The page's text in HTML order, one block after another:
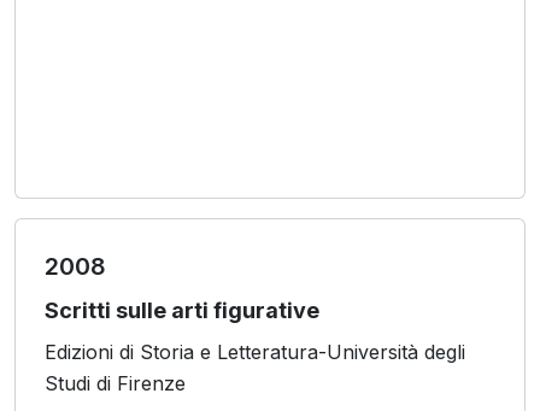
2008
Scritti sulle arti figurative
Edizioni di Storia e Letteratura-Università degli
Studi di Firenze